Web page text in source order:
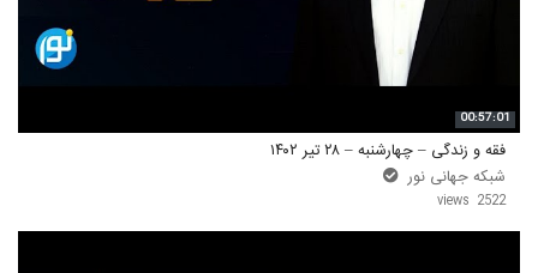
00:57:01
فقه و زندگی – چهارشنبه – ۲۸ تیر ۱۴۰۲
شبکه جهانی نور
2522 views